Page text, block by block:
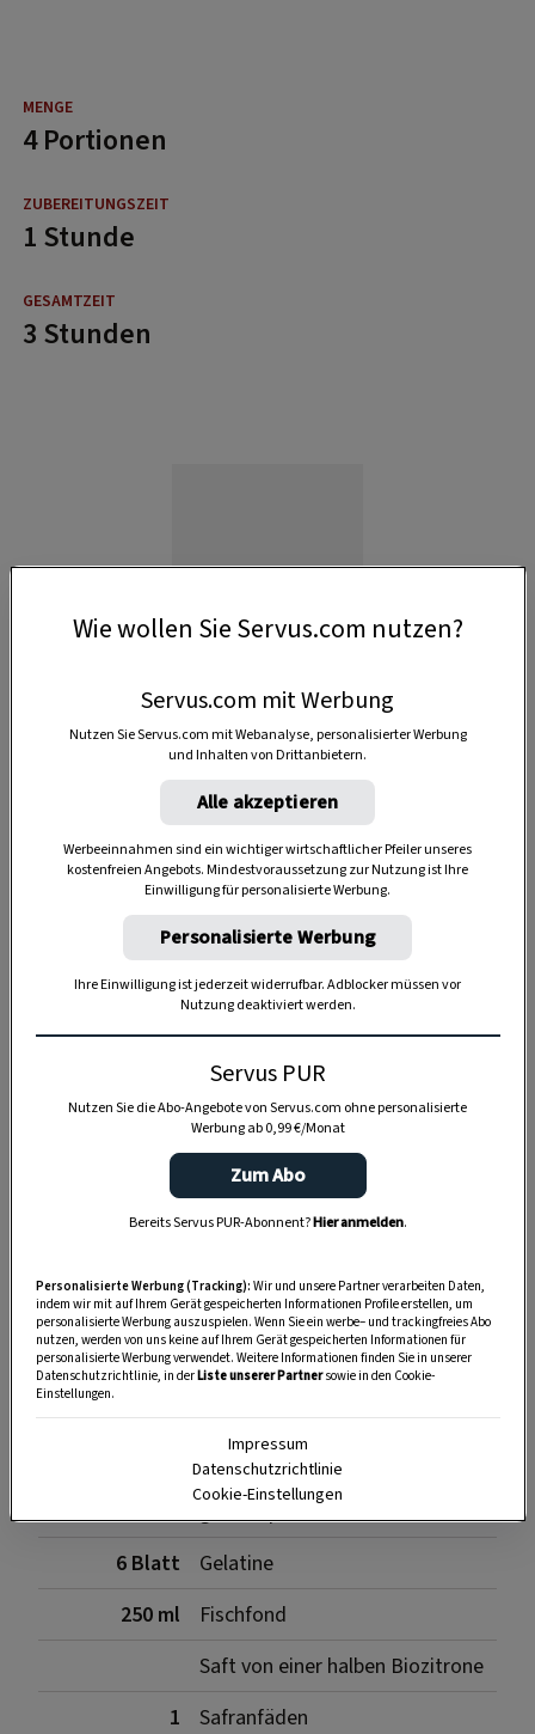
4 Portionen
1 Stunde
3 Stunden
Anzeige
SPEICHERN DRUCKEN
große Spinatblätter
6 Blatt
Gelatine
250 ml
Fischfond
Saft von einer halben Biozitrone
1
Safranfäden
Wie wollen Sie Servus.com nutzen?
Servus.com mit Werbung
Nutzen Sie Servus.com mit Webanalyse, personalisierter Werbung
und Inhalten von Drittanbietern.
Alle akzeptieren
Werbeeinnahmen sind ein wichtiger wirtschaftlicher Pfeiler unseres
kostenfreien Angebots. Mindestvoraussetzung zur Nutzung ist Ihre
Einwilligung für personalisierte Werbung.
Personalisierte Werbung
Ihre Einwilligung ist jederzeit widerrufbar. Adblocker müssen vor
Nutzung deaktiviert werden.
Servus PUR
Nutzen Sie die Abo-Angebote von Servus.com ohne personalisierte
Werbung ab 0,99 €/Monat
Zum Abo
Bereits Servus PUR-Abonnent?Hier anmelden.
Personalisierte Werbung (Tracking): Wir und unsere Partner verarbeiten Daten,
indem wir mit auf Ihrem Gerät gespeicherten Informationen Profile erstellen, um
personalisierte Werbung auszuspielen. Wenn Sie ein werbe– und trackingfreies Abo
nutzen, werden von uns keine auf Ihrem Gerät gespeicherten Informationen für
personalisierte Werbung verwendet. Weitere Informationen finden Sie in unserer
Datenschutzrichtlinie, in derListe unserer Partnersowie in den Cookie-
Einstellungen.
Impressum
Datenschutzrichtlinie
Cookie-Einstellungen